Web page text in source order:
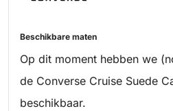
Beschikbare maten
Op dit moment hebben we
de Converse Cruise Suede
beschikbaar.